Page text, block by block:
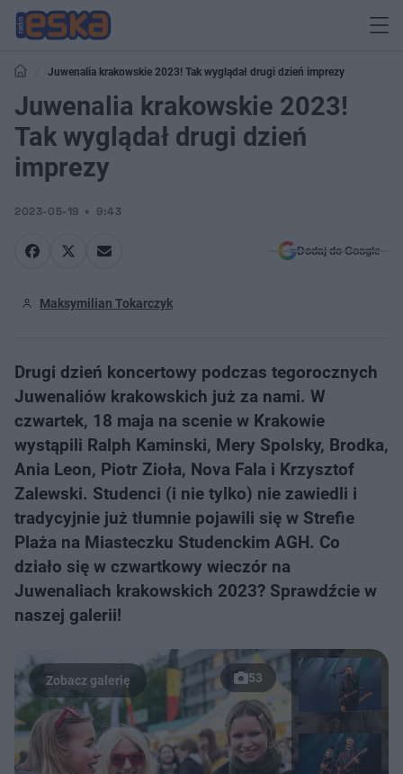
Juwenalia krakowskie 2023! Tak wyglądał drugi dzień imprezy
Juwenalia krakowskie 2023!
Tak wyglądał drugi dzień
imprezy
2023-05-19 9:43
Dodaj do Google
Maksymilian Tokarczyk
Drugi dzień koncertowy podczas tegorocznych
Juwenaliów krakowskich już za nami. W
czwartek, 18 maja na scenie w Krakowie
wystąpili Ralph Kaminski, Mery Spolsky, Brodka,
Ania Leon, Piotr Zioła, Nova Fala i Krzysztof
Zalewski. Studenci (i nie tylko) nie zawiedli i
tradycyjnie już tłumnie pojawili się w Strefie
Plaża na Miasteczku Studenckim AGH. Co
działo się w czwartkowy wieczór na
Juwenaliach krakowskich 2023? Sprawdźcie w
naszej galerii!
53